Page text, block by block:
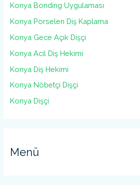
Konya Bonding Uygulaması
Konya Porselen Diş Kaplama
Konya Gece Açık Dişçi
Konya Acil Diş Hekimi
Konya Diş Hekimi
Konya Nöbetçi Dişçi
Konya Dişçi
Menü